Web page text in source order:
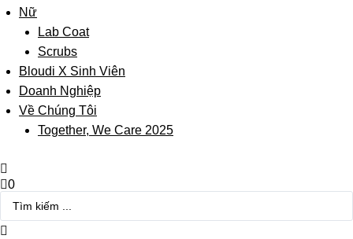
Nữ
Lab Coat
Scrubs
Bloudi X Sinh Viên
Doanh Nghiệp
Về Chúng Tôi
Together, We Care 2025
0
Search
...